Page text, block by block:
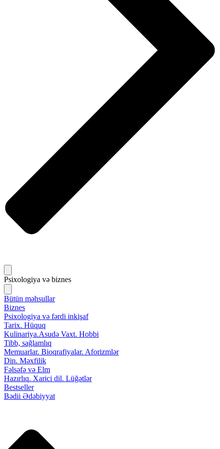
Psixologiya və biznes
Bütün məhsullar
Biznes
Psixologiya və fərdi inkişaf
Tarix. Hüquq
Kulinariya.Asudə Vaxt. Hobbi
Tibb, sağlamlıq
Memuarlar. Bioqrafiyalar. Aforizmlər
Din. Məxfilik
Fəlsəfə və Elm
Hazırlıq. Xarici dil. Lüğətlər
Bestseller
Bədii Ədəbiyyat